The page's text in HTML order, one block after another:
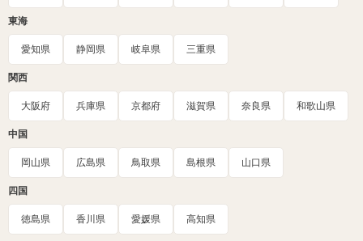
東海
愛知県 静岡県 岐阜県 三重県
関西
大阪府 兵庫県 京都府 滋賀県 奈良県 和歌山県
中国
岡山県 広島県 鳥取県 島根県 山口県
四国
徳島県 香川県 愛媛県 高知県